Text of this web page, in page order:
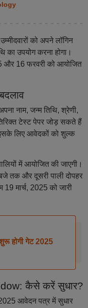
को अपने लॉगिन
उपयोग करना होगा।
और 16 फरवरी को आयोजित
नाम, जन्म तिथि, श्रेणी,
टेस्ट पेपर जोड़ सकते हैं
लिए आवेदकों को शुल्क
में आयोजित की जाएगी।
तक और दूसरी पाली दोपहर
मार्च, 2025 को जारी
होगी गेट 2025
कैसे करें सुधार?
2025 आवेदन पत्र में सुधार